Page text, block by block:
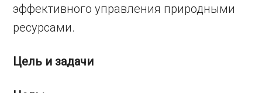
эффективного управления природными
ресурсами.
Цель и задачи